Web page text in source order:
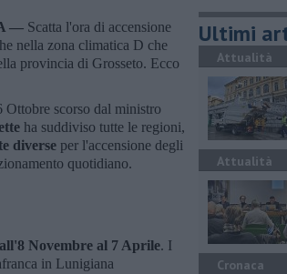
— Scatta l'ora di accensione
nella zona climatica D che
provincia di Grosseto. Ecco
Ottobre scorso dal ministro
ha suddiviso tutte le regioni,
diverse per l'accensione degli
quotidiano.
Novembre al 7 Aprile. I
in Lunigiana
Ultimi
Attualità
Attualità
Cronaca